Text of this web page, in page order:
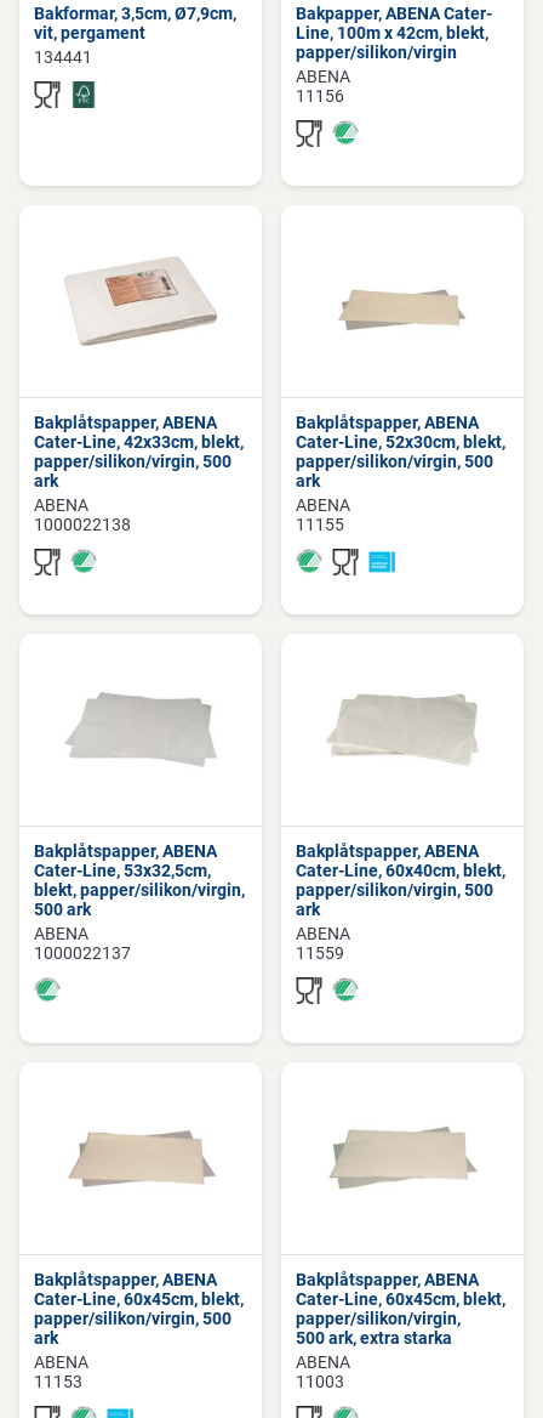
Bakformar, 3,5cm, Ø7,9cm,
vit, pergament
134441
Bakpapper, ABENA Cater-
Line, 100m x 42cm, blekt,
papper/silikon/virgin
ABENA
11156
Bakplåtspapper, ABENA
Cater-Line, 42x33cm, blekt,
papper/silikon/virgin, 500
ark
ABENA
1000022138
Bakplåtspapper, ABENA
Cater-Line, 52x30cm, blekt,
papper/silikon/virgin, 500
ark
ABENA
11155
Bakplåtspapper, ABENA
Cater-Line, 53x32,5cm,
blekt, papper/silikon/virgin,
500 ark
ABENA
1000022137
Bakplåtspapper, ABENA
Cater-Line, 60x40cm, blekt,
papper/silikon/virgin, 500
ark
ABENA
11559
Bakplåtspapper, ABENA
Cater-Line, 60x45cm, blekt,
papper/silikon/virgin, 500
ark
ABENA
11153
Bakplåtspapper, ABENA
Cater-Line, 60x45cm, blekt,
papper/silikon/virgin,
500 ark, extra starka
ABENA
11003